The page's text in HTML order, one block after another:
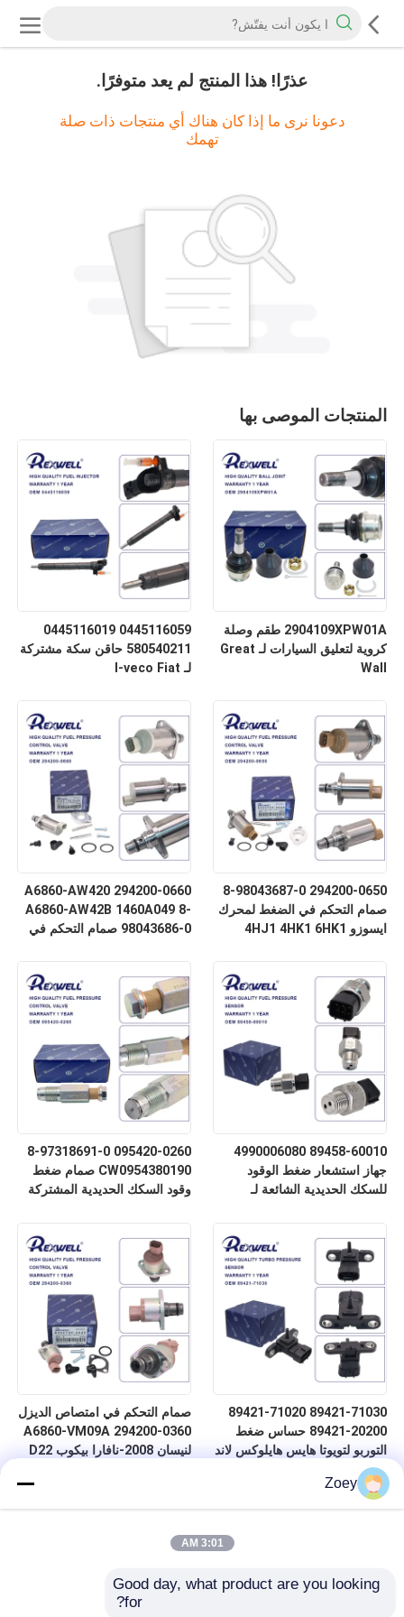
عذرًا! هذا المنتج لم يعد متوفرًا.
دعونا نرى ما إذا كان هناك أي منتجات ذات صلة
تهمك
المنتجات الموصى بها
0445116059 0445116019
580540211 حاقن سكة مشتركة
لـ I-veco Fiat
2904109XPW01A طقم وصلة
كروية لتعليق السيارات لـ Great
Wall
294200-0660 A6860-AW420
A6860-AW42B 1460A049 8-
98043686-0 صمام التحكم في
ميتسوبيشي
294200-0650 8-98043687-0
صمام التحكم في الضغط لمحرك
ايسوزو 4HJ1 4HK1 6HK1
095420-0260 8-97318691-0
CW0954380190 صمام ضغط
وقود السكك الحديدية المشتركة
89458-60010 4990006080
جهاز استشعار ضغط الوقود
للسكك الحديدية الشائعة لـ
صمام التحكم في امتصاص الديزل
A6860-VM09A 294200-0360
لنيسان 2008-نافارا بيكوب D22
89421-71030 89421-71020
89421-20200 حساس ضغط
التوربو لتويوتا هايس هايلوكس لاند
كروزر فور رنر بريوس كورولا
ياريس أفينسيس
Zoey
3:01 AM
Good day, what product are you looking
for?